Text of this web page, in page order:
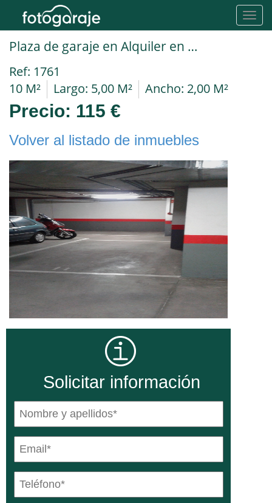
Plaza de garaje en Alquiler en Madrid en GUINDALERA Calle Eraso
Ref: 1761
10 M²
Largo: 5,00 M² Ancho: 2,00 M²
Precio: 115 €
Volver al listado de inmuebles
Solicitar información